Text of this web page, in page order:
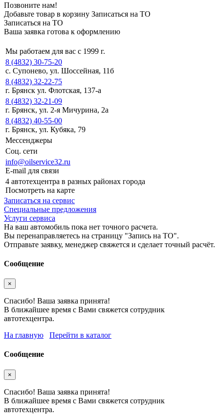
Позвоните нам!
Добавьте товар в корзину Записаться на ТО
Записаться на ТО
Ваша заявка готова к оформлению
Мы работаем для вас с 1999 г.
8 (4832) 30-75-20
с. Супонево, ул. Шоссейная, 11б
8 (4832) 32-22-75
г. Брянск ул. Флотская, 137-а
8 (4832) 32-21-09
г. Брянск, ул. 2-я Мичурина, 2а
8 (4832) 40-55-00
г. Брянск, ул. Кубяка, 79
Мессенджеры
Соц. сети
info@oilservice32.ru
E-mail для связи
4 автотехцентра в разных районах города
Посмотреть на карте
Записаться на сервис
Специальные предложения
Услуги сервиса
На ваш автомобиль пока нет точного расчета.
Вы перенаправляетесь на страницу "Запись на ТО".
Отправьте заявку, менеджер свяжется и сделает точный расчёт.
Сообщение
×
Спасибо! Ваша заявка принята!
В ближайшее время с Вами свяжется сотрудник
автотехцентра.
На главную
Перейти в каталог
Сообщение
×
Спасибо! Ваша заявка принята!
В ближайшее время с Вами свяжется сотрудник
автотехцентра.